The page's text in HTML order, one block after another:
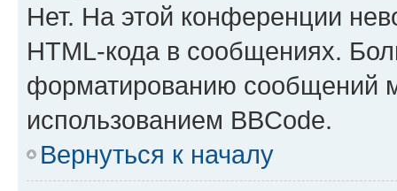
Нет. На этой конференции
HTML-кода в сообщениях.
форматированию сообщений
использованием BBCode.
Вернуться к началу